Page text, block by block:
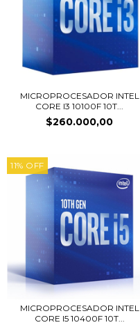
MICROPROCESADOR INTEL
CORE I3 10100F 10T...
$260.000,00
11% OFF
MICROPROCESADOR INTEL
CORE I5 10400F 10T...